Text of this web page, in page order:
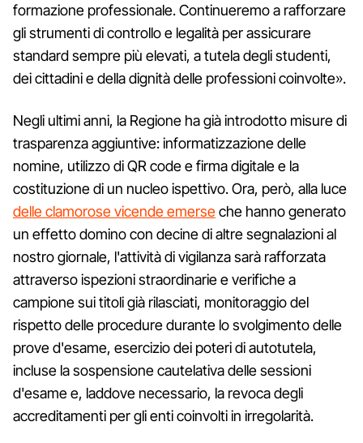
formazione professionale. Continueremo a rafforzare
gli strumenti di controllo e legalità per assicurare
standard sempre più elevati, a tutela degli studenti,
dei cittadini e della dignità delle professioni coinvolte».
Negli ultimi anni, la Regione ha già introdotto misure di
trasparenza aggiuntive: informatizzazione delle
nomine, utilizzo di QR code e firma digitale e la
costituzione di un nucleo ispettivo. Ora, però, alla luce
delle clamorose vicende emerseche hanno generato
un effetto domino con decine di altre segnalazioni al
nostro giornale, l'attività di vigilanza sarà rafforzata
attraverso ispezioni straordinarie e verifiche a
campione sui titoli già rilasciati, monitoraggio del
rispetto delle procedure durante lo svolgimento delle
prove d'esame, esercizio dei poteri di autotutela,
incluse la sospensione cautelativa delle sessioni
d'esame e, laddove necessario, la revoca degli
accreditamenti per gli enti coinvolti in irregolarità.